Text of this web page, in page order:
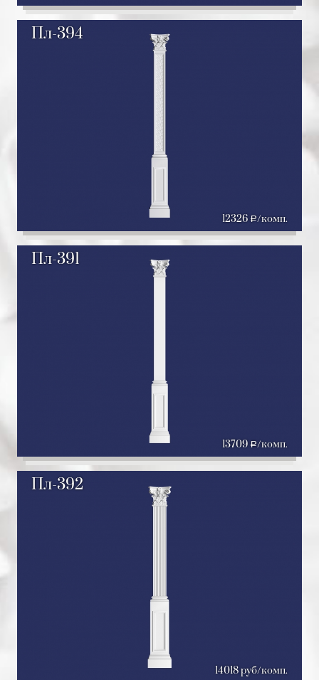
Пл-394
12326 a/комп.
Пл-391
13709 a/комп.
Пл-392
14018 руб/комп.